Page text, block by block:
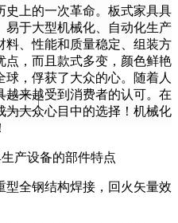
史上的一次革命。板式家具具
易于大型机械化、自动化生产
料、性能和质量稳定、组装方
点，而且款式多变，颜色鲜艳
，俘获了大众的心。随着人
越来越受到消费者的认可。在
为大众心目中的选择！机械化
产设备的部件特点
全钢结构焊接，回火矢量效